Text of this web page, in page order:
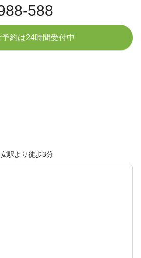
588
予約は24時間受付中
駅より徒歩3分